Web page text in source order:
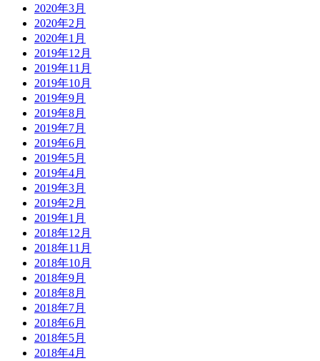
2020年3月
2020年2月
2020年1月
2019年12月
2019年11月
2019年10月
2019年9月
2019年8月
2019年7月
2019年6月
2019年5月
2019年4月
2019年3月
2019年2月
2019年1月
2018年12月
2018年11月
2018年10月
2018年9月
2018年8月
2018年7月
2018年6月
2018年5月
2018年4月